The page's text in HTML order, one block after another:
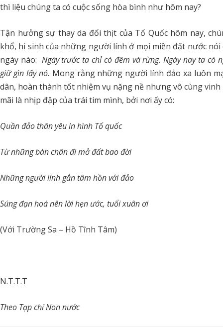
thì liệu chúng ta có cuộc sống hòa bình như hôm nay?
Tận hưởng sự thay da đổi thịt của Tổ Quốc hôm nay,
khổ, hi sinh của những người lính ở mọi miền đất nước
ngày nào: Ngày trước ta chỉ có đêm và rừng. Ngày nay ta có
giữ gìn lấy nó. Mong rằng những người lính đảo xa luôn
dân, hoàn thành tốt nhiệm vụ nặng nề nhưng vô cùng
mãi là nhịp đập của trái tim mình, bởi nơi ấy có:
Quần đảo thân yêu in hình Tổ quốc
Từ những bàn chân đi mở đất bao đời
Những người lính gắn tâm hồn với đảo
Súng đạn hoá nên lời hẹn ước, tuổi xuân ơi
(Với Trường Sa – Hồ Tĩnh Tâm)
N.T.T.T
Theo Tạp chí Non nước